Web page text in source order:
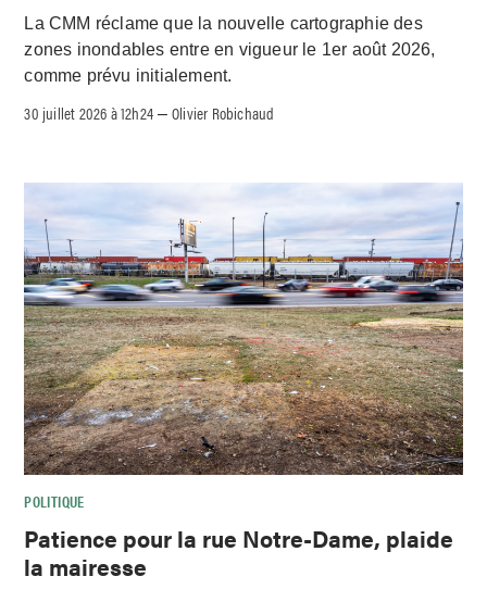
La CMM réclame que la nouvelle cartographie des
zones inondables entre en vigueur le 1er août 2026,
comme prévu initialement.
30 juillet 2026 à 12h24 –Olivier Robichaud
POLITIQUE
Patience pour la rue Notre-Dame, plaide
la mairesse